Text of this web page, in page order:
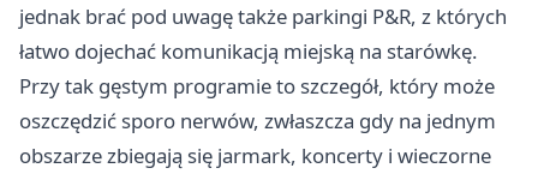
jednak brać pod uwagę także parkingi P&R, z których
łatwo dojechać komunikacją miejską na starówkę.
Przy tak gęstym programie to szczegół, który może
oszczędzić sporo nerwów, zwłaszcza gdy na jednym
obszarze zbiegają się jarmark, koncerty i wieczorne